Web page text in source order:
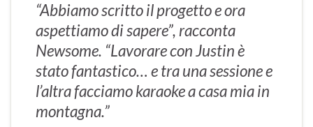
“Abbiamo scritto il progetto e ora
aspettiamo di sapere”, racconta
Newsome. “Lavorare con Justin è
stato fantastico… e tra una sessione e
l’altra facciamo karaoke a casa mia in
montagna.”